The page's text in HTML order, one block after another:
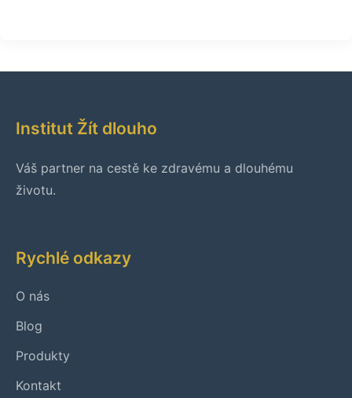
Institut Žít dlouho
Váš partner na cestě ke zdravému a dlouhému
životu.
Rychlé odkazy
O nás
Blog
Produkty
Kontakt